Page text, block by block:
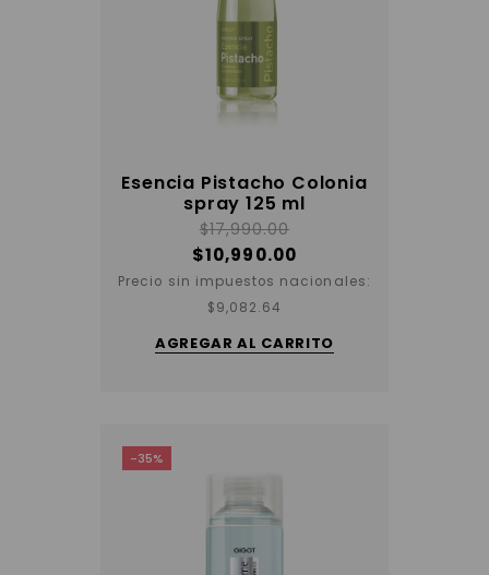
Esencia Pistacho Colonia
spray 125 ml
$17,990.00
$10,990.00
Precio sin impuestos nacionales:
$9,082.64
AGREGAR AL CARRITO
-35%